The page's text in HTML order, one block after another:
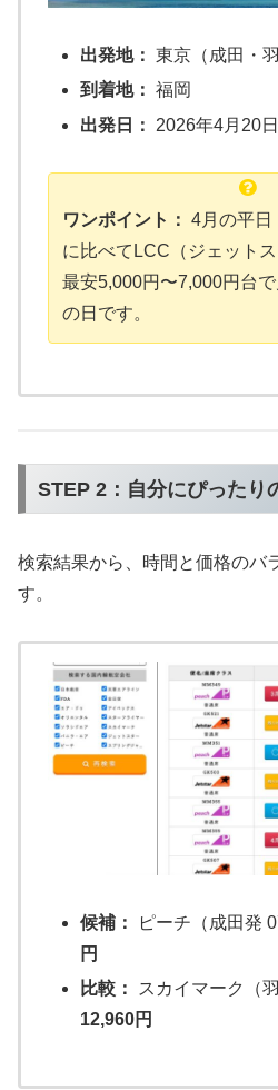
出発地： 東京（成田・羽
到着地： 福岡
出発日：
2026年4月20日
ワンポイント： 4月の平日
に比べてLCC（ジェット
最安5,000円〜7,000円台で
の日です。
STEP 2：自分にぴったり
検索結果から、時間と価格のバ
す。
候補： ピーチ（成田発
円
比較：
スカイマーク（
12,960円